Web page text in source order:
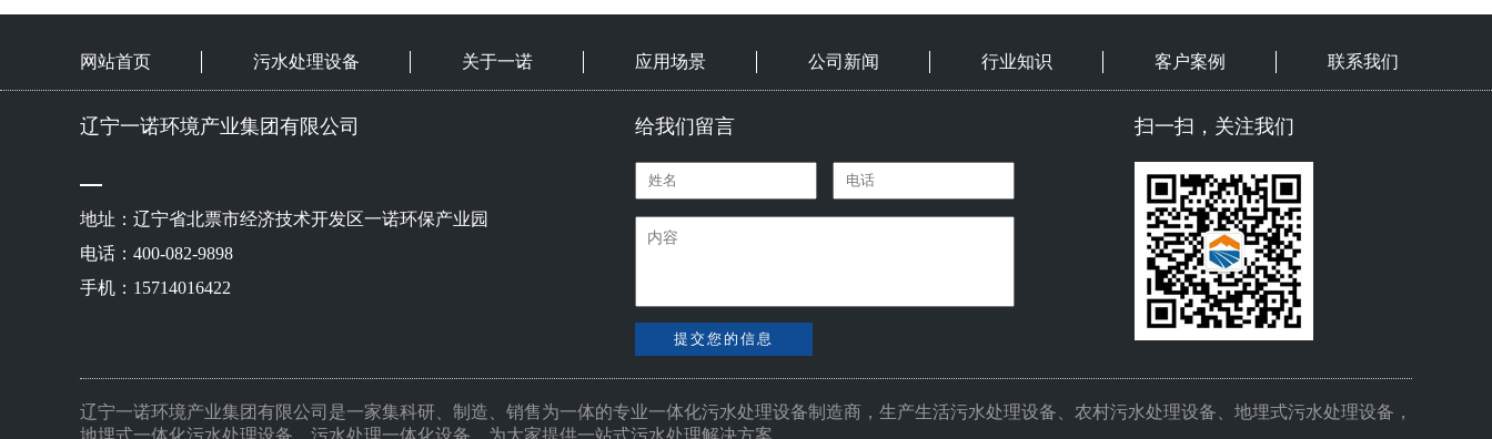
网站首页 污水处理设备 关于一诺 应用场景 公司新闻 行业知识 客户案例 联系我们
辽宁一诺环境产业集团有限公司
地址：辽宁省北票市经济技术开发区一诺环保产业园
电话：400-082-9898
手机：15714016422
给我们留言
提交您的信息
扫一扫，关注我们
辽宁一诺环境产业集团有限公司是一家集科研、制造、销售为一体的专业一体化污水处理设备制造商，生产生活污水处理设备、农村污水处理设备、地埋式污水处理设备，
地埋式一体化污水处理设备，污水处理一体化设备，为大家提供一站式污水处理解决方案。